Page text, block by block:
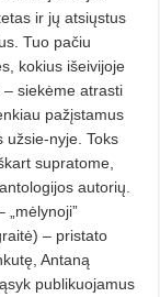
ir jų atsiųstus
Tuo pačiu
kokius išeivijoje
siekėme atrasti
pažįstamus
užsie-nyje. Toks
supratome,
autorių.
„mėlynoji”
– pristato
Antaną
publikuojamus